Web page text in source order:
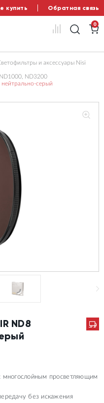
купить Обратная связь
0
и аксессуары Nisi
ND3200
серый
ND8
многослойным просветляющим
без искажения